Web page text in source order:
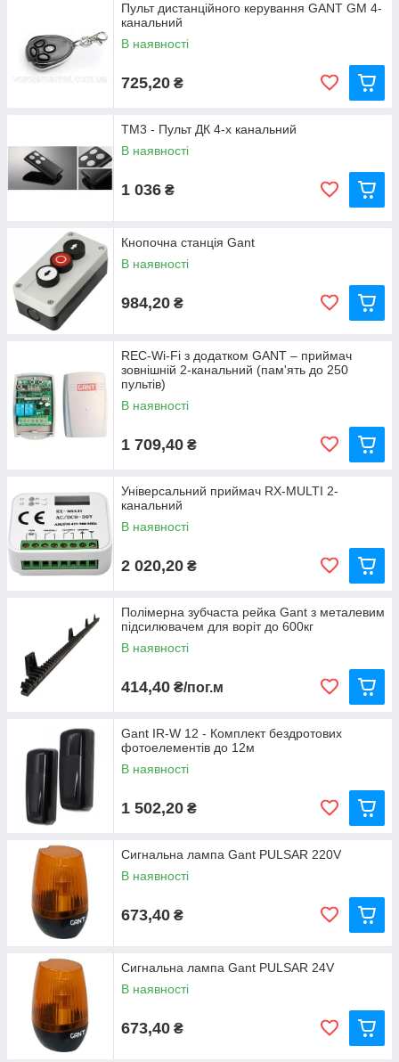
Пульт дистанційного керування GANT GM 4-
канальний
В наявності
725,20 ₴
TM3 - Пульт ДК 4-х канальний
В наявності
1 036 ₴
Кнопочна станція Gant
В наявності
984,20 ₴
REC-Wi-Fi з додатком GANT – приймач
зовнішній 2-канальний (пам'ять до 250
пультів)
В наявності
1 709,40 ₴
Універсальний приймач RX-MULTI 2-
канальний
В наявності
2 020,20 ₴
Полімерна зубчаста рейка Gant з металевим
підсилювачем для воріт до 600кг
В наявності
414,40 ₴/пог.м
Gant IR-W 12 - Комплект бездротових
фотоелементів до 12м
В наявності
1 502,20 ₴
Сигнальна лампа Gant PULSAR 220V
В наявності
673,40 ₴
Сигнальна лампа Gant PULSAR 24V
В наявності
673,40 ₴